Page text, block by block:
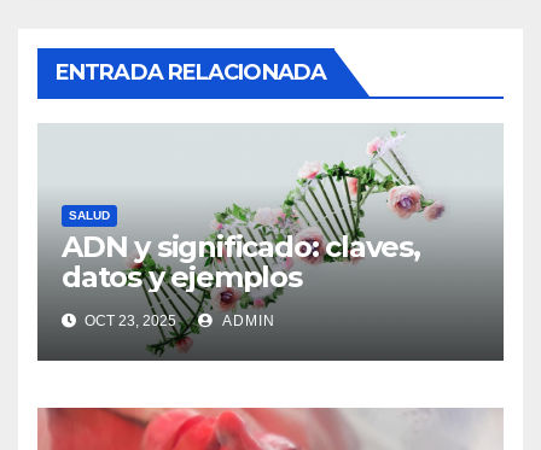
ENTRADA RELACIONADA
SALUD
ADN y significado: claves,
datos y ejemplos
OCT 23, 2025 ADMIN